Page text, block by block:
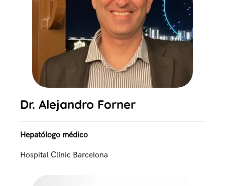
Dr. Alejandro Forner
Hepatólogo médico
Hospital Clínic Barcelona